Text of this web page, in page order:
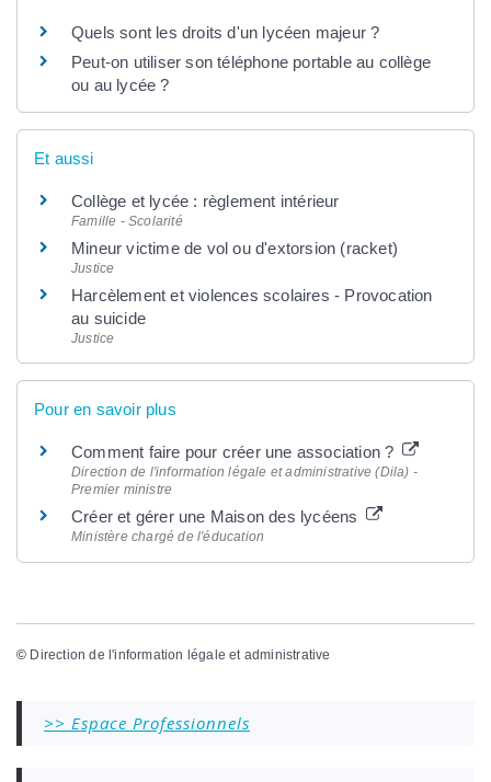
Quels sont les droits d'un lycéen majeur ?
Peut-on utiliser son téléphone portable au collège
ou au lycée ?
Et aussi
Collège et lycée : règlement intérieur
Famille - Scolarité
Mineur victime de vol ou d'extorsion (racket)
Justice
Harcèlement et violences scolaires - Provocation
au suicide
Justice
Pour en savoir plus
Comment faire pour créer une association ?
Direction de l'information légale et administrative (Dila) -
Premier ministre
Créer et gérer une Maison des lycéens
Ministère chargé de l'éducation
© Direction de l'information légale et administrative
>> Espace Professionnels